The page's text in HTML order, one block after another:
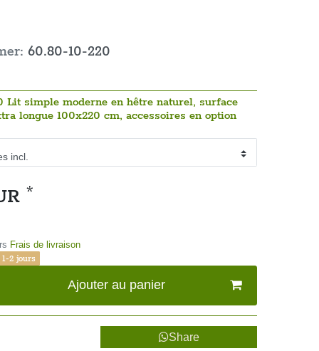
60.80-10-220
Lit simple moderne en hêtre naturel, surface
longue 100x220 cm, accessoires en option
*
Frais de livraison
2 jours
Ajouter au panier
Share